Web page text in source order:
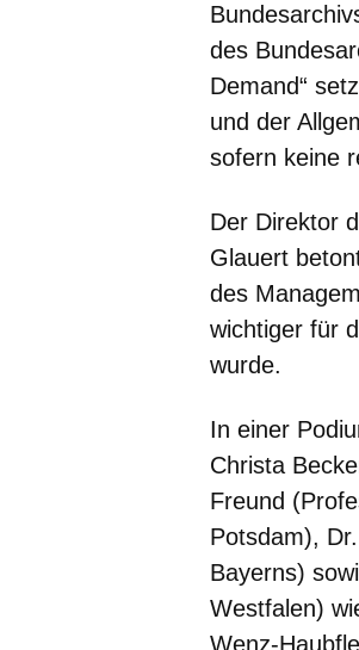
des
Demand“
und der
sofern keine
Der Direktor
Glauert
des
wichtiger für
wurde.
In einer
Christa
Freund
Potsdam),
Bayerns)
Westfalen)
Wenz-